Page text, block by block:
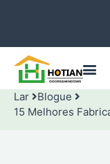
Lar
Blogue
15 Melhores